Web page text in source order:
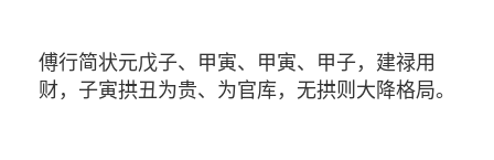
傅行简状元戊子、甲寅、甲寅、甲子，建禄用
财，子寅拱丑为贵、为官库，无拱则大降格局。